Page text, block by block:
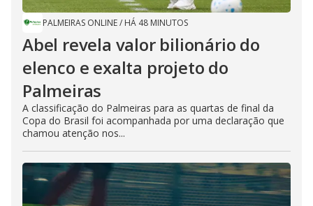
PALMEIRAS ONLINE/ HÁ 48 MINUTOS
Abel revela valor bilionário do
elenco e exalta projeto do
Palmeiras
A classificação do Palmeiras para as quartas de final da
Copa do Brasil foi acompanhada por uma declaração que
chamou atenção nos...